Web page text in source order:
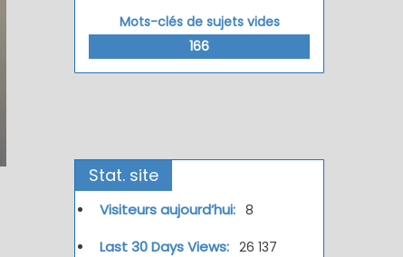
Mots-clés de sujets vides
166
Stat. site
Visiteurs aujourd’hui: 8
Last 30 Days Views: 26 137